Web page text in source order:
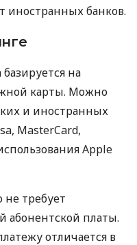
иностранных банков.
на
карты. Можно
и иностранных
MasterCard,
Apple
требует
абонентской платы.
отличается в